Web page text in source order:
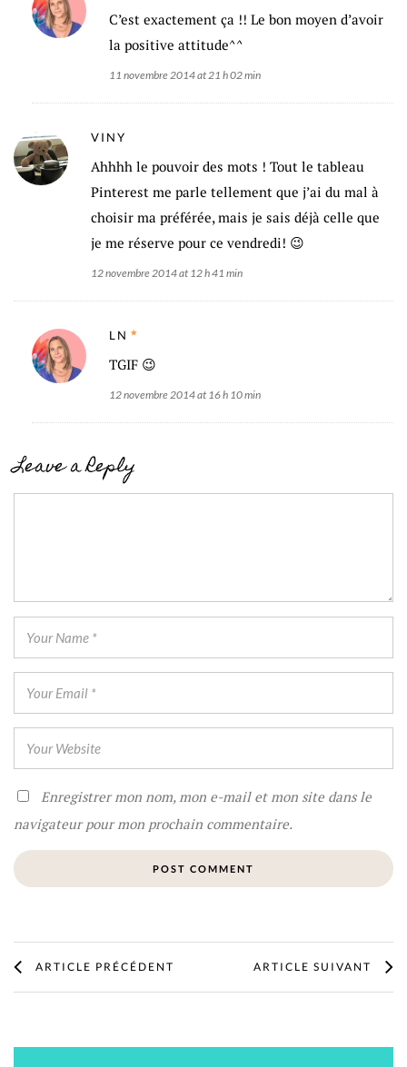
C’est exactement ça !! Le bon moyen d’avoir
la positive attitude^^
11 novembre 2014 at 21 h 02 min
VINY
Ahhhh le pouvoir des mots ! Tout le tableau
Pinterest me parle tellement que j’ai du mal à
choisir ma préférée, mais je sais déjà celle que
je me réserve pour ce vendredi! 😉
12 novembre 2014 at 12 h 41 min
LN
TGIF 😉
12 novembre 2014 at 16 h 10 min
Leave a Reply
Enregistrer mon nom, mon e-mail et mon site dans le
navigateur pour mon prochain commentaire.
ARTICLE PRÉCÉDENT ARTICLE SUIVANT